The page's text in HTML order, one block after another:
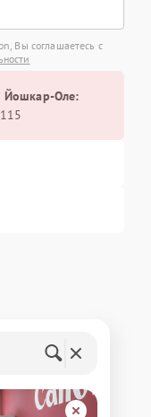
Вы соглашаетесь с
Йошкар-Оле: